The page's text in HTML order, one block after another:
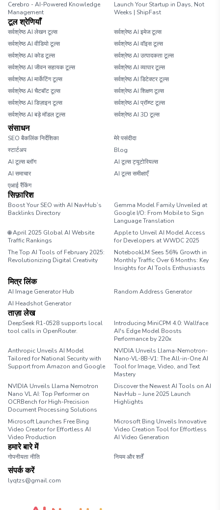
Cerebro - AI-Powered Knowledge
Management
Launch Your Startup in Days, Not
Weeks | ShipFast
टूल श्रेणियाँ
सर्वश्रेष्ठ AI लेखन टूल्स
सर्वश्रेष्ठ AI इमेज टूल्स
सर्वश्रेष्ठ AI वीडियो टूल्स
सर्वश्रेष्ठ AI वॉइस टूल्स
सर्वश्रेष्ठ AI कोड टूल्स
सर्वश्रेष्ठ AI उत्पादकता टूल्स
सर्वश्रेष्ठ AI जीवन सहायक टूल्स
सर्वश्रेष्ठ AI व्यापार टूल्स
सर्वश्रेष्ठ AI मार्केटिंग टूल्स
सर्वश्रेष्ठ AI डिटेक्टर टूल्स
सर्वश्रेष्ठ AI चैटबॉट टूल्स
सर्वश्रेष्ठ AI शिक्षण टूल्स
सर्वश्रेष्ठ AI डिज़ाइन टूल्स
सर्वश्रेष्ठ AI प्रॉम्प्ट टूल्स
सर्वश्रेष्ठ AI बड़े मॉडल टूल्स
सर्वश्रेष्ठ AI 3D टूल्स
संसाधन
SEO बैकलिंक निर्देशिका
मेरे पसंदीदा
स्टार्टअप
Blog
AI टूल्स ब्लॉग
AI टूल्स ट्यूटोरियल्स
AI समाचार
AI टूल्स समीक्षाएँ
एआई रैंकिंग
सिफ़ारिश
Boost Your SEO with AI NavHub’s
Backlinks Directory
Gemma Model Family Unveiled at
Google I/O: From Mobile to Sign
Language Translation
🌐 April 2025 Global AI Website
Traffic Rankings
Apple to Unveil AI Model Access
for Developers at WWDC 2025
The Top AI Tools of February 2025:
Revolutionizing Digital Creativity
NotebookLM Sees 56% Growth in
Monthly Traffic Over 6 Months: Key
Insights for AI Tools Enthusiasts
मित्र लिंक
AI Image Generator Hub
Random Address Generator
AI Headshot Generator
ताज़ा लेख
DeepSeek R1-0528 supports local
tool calls in OpenRouter.
Introducing MiniCPM 4.0: Wallface
AI's Edge Model Boosts
Performance by 220x
Anthropic Unveils AI Model
Tailored for National Security with
Support from Amazon and Google
NVIDIA Unveils Llama-Nemotron-
Nano-VL-8B-V1: The All-in-One AI
Tool for Image, Video, and Text
Mastery
NVIDIA Unveils Llama Nemotron
Nano VL AI: Top Performer on
OCRBench for High-Precision
Document Processing Solutions
Discover the Newest AI Tools on AI
NavHub – June 2025 Launch
Highlights
Microsoft Launches Free Bing
Video Creator for Effortless AI
Video Production
Microsoft Bing Unveils Innovative
Video Creation Tool for Effortless
AI Video Generation
हमारे बारे में
गोपनीयता नीति नियम और शर्तें
संपर्क करें
lyqtzs@gmail.com